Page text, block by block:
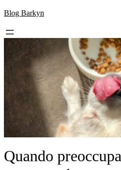
Skip
content
Blog Barkyn
Quando